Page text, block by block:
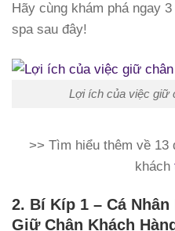
Hãy cùng khám phá ngay
spa sau đây!
Lợi ích của việc giữ
>> Tìm hiểu thêm về 13
khách
2. Bí Kíp 1 – Cá
Giữ Chân Khách